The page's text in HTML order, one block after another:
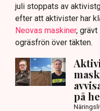
juli stoppats av
efter att aktivister har
Neovas maskiner,
ogräsfrön över täkten.
på